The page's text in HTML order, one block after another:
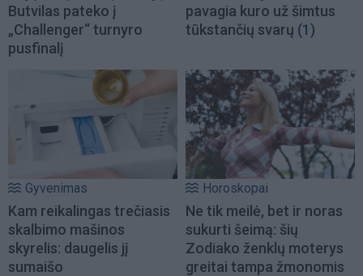
Butvilas pateko į
„Challenger“ turnyro
pusfinalį
pavagia kuro už šimtus
tūkstančių svarų (1)
Gyvenimas
Kam reikalingas trečiasis
skalbimo mašinos
skyrelis: daugelis jį
sumaišo
Horoskopai
Ne tik meilė, bet ir noras
sukurti šeimą: šių
Zodiako ženklų moterys
greitai tampa žmonomis